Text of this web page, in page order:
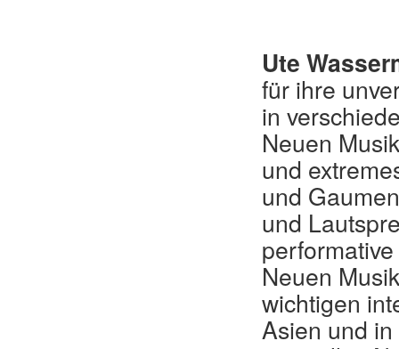
Ute
für ihre
in
Neuen
und
und
und
Neuen
wichtigen
Asien und